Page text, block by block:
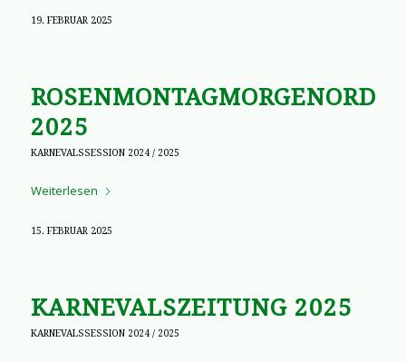
19. FEBRUAR 2025
2025
KARNEVALSSESSION 2024 / 2025
Weiterlesen
15. FEBRUAR 2025
KARNEVALSZEITUNG 2025
KARNEVALSSESSION 2024 / 2025